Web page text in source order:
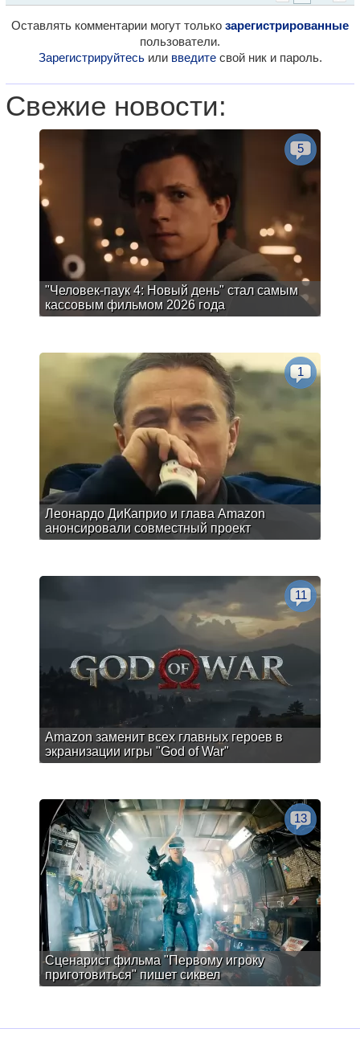
Оставлять комментарии могут только зарегистрированные
пользователи.
Зарегистрируйтесьили введитесвой ник и пароль.
Свежие новости:
"Человек-паук 4: Новый день" стал самым
кассовым фильмом 2026 года
5
Леонардо ДиКаприо и глава Amazon
анонсировали совместный проект
1
Amazon заменит всех главных героев в
экранизации игры "God of War"
11
Сценарист фильма "Первому игроку
приготовиться" пишет сиквел
13